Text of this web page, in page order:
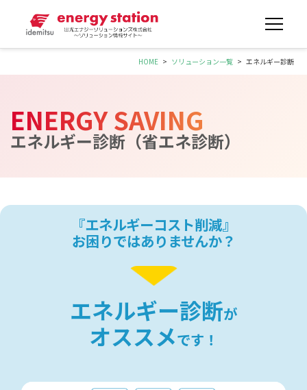
HOME ソリューション一覧 エネルギー診断
ENERGY SAVING
エネルギー診断（省エネ診断）
『エネルギーコスト削減』
お困りではありませんか？
エネルギー診断が
オススメです！